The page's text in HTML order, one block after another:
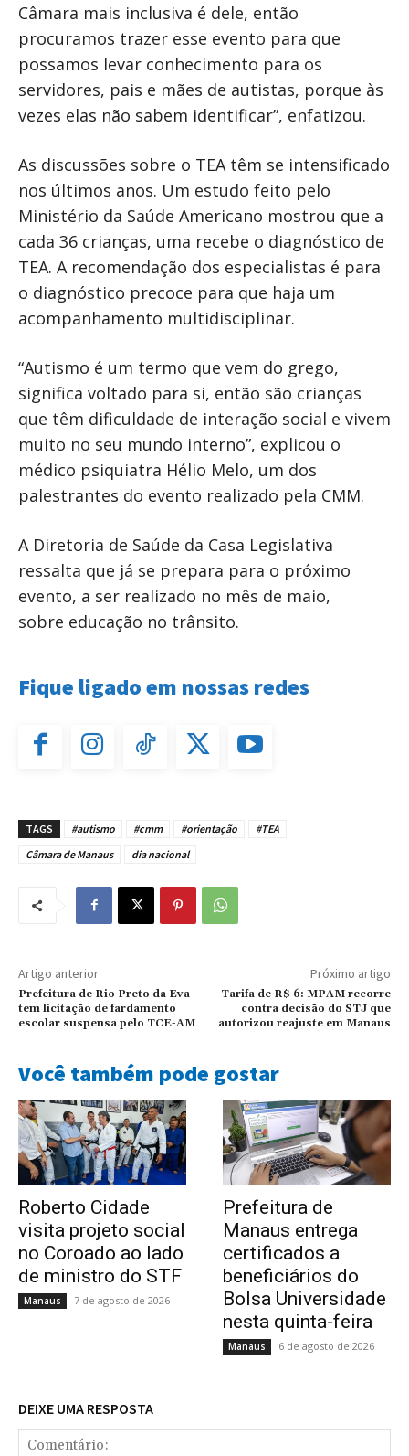
Câmara mais inclusiva é dele, então
procuramos trazer esse evento para que
possamos levar conhecimento para os
servidores, pais e mães de autistas, porque às
vezes elas não sabem identificar”, enfatizou.
As discussões sobre o TEA têm se intensificado
nos últimos anos. Um estudo feito pelo
Ministério da Saúde Americano mostrou que a
cada 36 crianças, uma recebe o diagnóstico de
TEA. A recomendação dos especialistas é para
o diagnóstico precoce para que haja um
acompanhamento multidisciplinar.
“Autismo é um termo que vem do grego,
significa voltado para si, então são crianças
que têm dificuldade de interação social e vivem
muito no seu mundo interno”, explicou o
médico psiquiatra Hélio Melo, um dos
palestrantes do evento realizado pela CMM.
A Diretoria de Saúde da Casa Legislativa
ressalta que já se prepara para o próximo
evento, a ser realizado no mês de maio,
sobre educação no trânsito.
Fique ligado em nossas redes
TAGS #autismo #cmm #orientação
#TEA
Câmara de Manaus
dia nacional
Artigo anterior
Prefeitura de Rio Preto da Eva
tem licitação de fardamento
escolar suspensa pelo TCE-AM
Próximo artigo
Tarifa de R$ 6: MPAM recorre
contra decisão do STJ que
autorizou reajuste em Manaus
Você também pode gostar
Roberto Cidade
visita projeto social
no Coroado ao lado
de ministro do STF
Manaus 7 de agosto de 2026
Prefeitura de
Manaus entrega
certificados a
beneficiários do
Bolsa Universidade
nesta quinta-feira
Manaus 6 de agosto de 2026
DEIXE UMA RESPOSTA